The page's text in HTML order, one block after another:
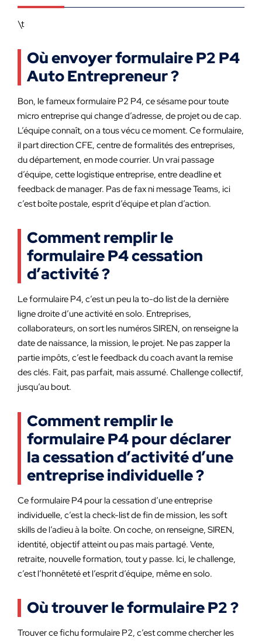
\t
Où envoyer formulaire P2 P4
Auto Entrepreneur ?
Bon, le fameux formulaire P2 P4, ce sésame pour toute
micro entreprise qui change d’adresse, de projet ou de cap.
L’équipe connaît, on a tous vécu ce moment. Ce formulaire,
il part direction CFE, centre de formalités des entreprises,
du département, en mode courrier. Un vrai passage
d’équipe, cette logistique entreprise, entre deadline et
feedback de manager. Pas de fax ni message Teams, ici
c’est boîte postale, esprit d’équipe et plan d’action.
Comment remplir le
formulaire P4 cessation
d’activité ?
Le formulaire P4, c’est un peu la to-do list de la dernière
ligne droite d’une activité en solo. Entreprises,
collaborateurs, on sort les numéros SIREN, on renseigne la
date de naissance, la mission, le projet. Ne pas zapper la
partie impôts, c’est le feedback du coach avant la remise
des clés. Fait, pas parfait, mais assumé. Challenge collectif,
jusqu’au bout.
Comment remplir le
formulaire P4 pour déclarer
la cessation d’activité d’une
entreprise individuelle ?
Ce formulaire P4 pour la cessation d’une entreprise
individuelle, c’est la check-list de fin de mission, les soft
skills de l’adieu à la boîte. On coche, on renseigne, SIREN,
identité, objectif atteint ou pas mais partagé. Vente,
retraite, nouvelle formation, tout y passe. Ici, le challenge,
c’est l’honnêteté et l’esprit d’équipe, même en solo.
Où trouver le formulaire P2 ?
Trouver ce fichu formulaire P2, c’est comme chercher les